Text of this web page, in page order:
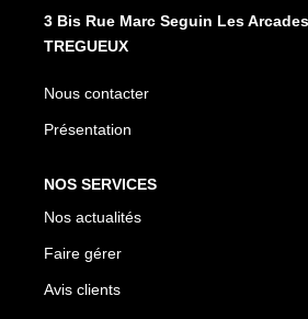
3 Bis Rue Marc Seguin Les
TREGUEUX
Nous contacter
Présentation
NOS SERVICES
Nos actualités
Faire gérer
Avis clients